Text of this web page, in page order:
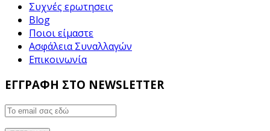
Συχνές ερωτησεις
Blog
Ποιοι είμαστε
Ασφάλεια Συναλλαγών
Επικοινωνία
ΕΓΓΡΑΦΗ ΣΤΟ NEWSLETTER